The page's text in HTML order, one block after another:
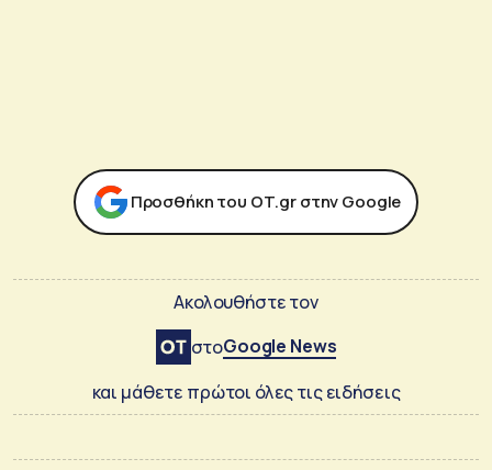
Προσθήκη του ΟΤ.gr στην Google
Ακολουθήστε τον
στοGoogle News
και μάθετε πρώτοι όλες τις ειδήσεις